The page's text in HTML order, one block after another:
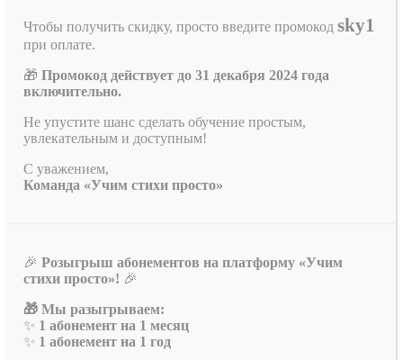
Чтобы получить скидку, просто введите промокод sky1
при оплате.
🎁 Промокод действует до 31 декабря 2024 года
включительно.
Не упустите шанс сделать обучение простым,
увлекательным и доступным!
С уважением,
Команда «Учим стихи просто»
🎉 Розыгрыш абонементов на платформу «Учим
стихи просто»! 🎉
🎁 Мы разыгрываем:
✨ 1 абонемент на 1 месяц
✨ 1 абонемент на 1 год